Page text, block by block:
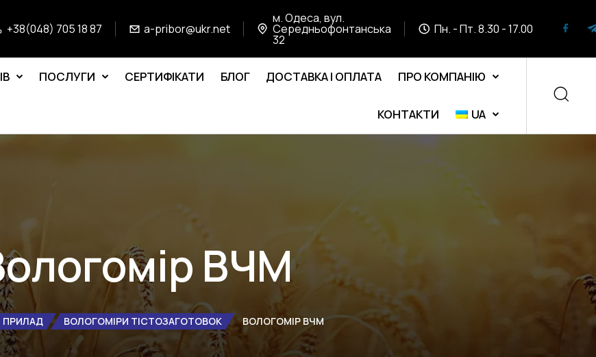
+38(048) 705 18 87 a-pribor@ukr.net
м. Одеса, вул.
Середньофонтанська
32
Пн. - Пт. 8.30 - 17.00
ПОСЛУГИ СЕРТИФІКАТИ БЛОГ ДОСТАВКА І ОПЛАТА ПРО КОМПАНІЮ
КОНТАКТИ UA
ВЧМ
ПРИЛАД ВОЛОГОМІРИ ТІСТОЗАГОТОВОК ВОЛОГОМІР ВЧМ